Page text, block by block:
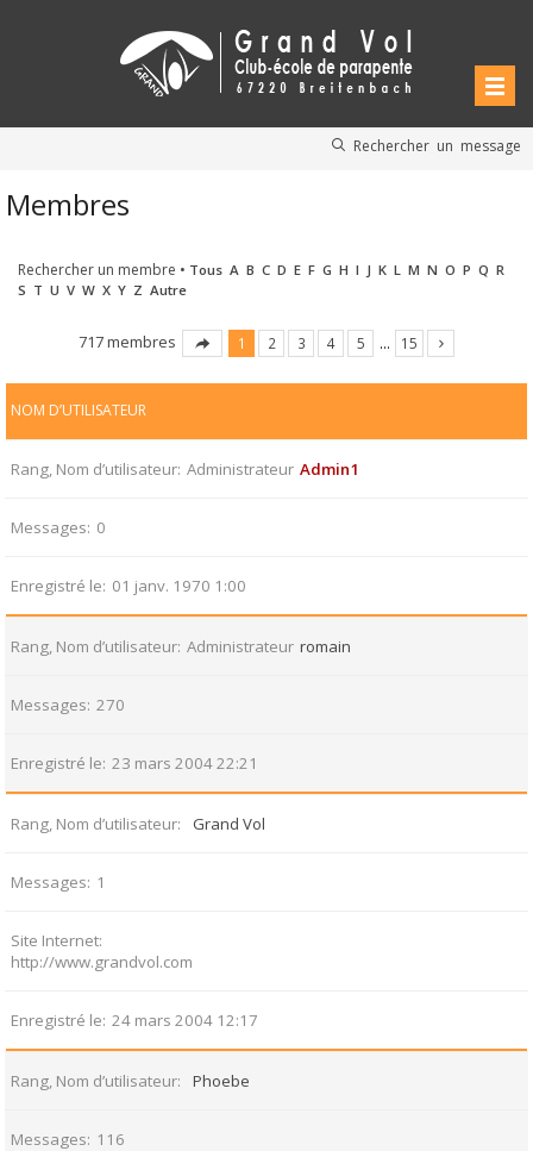
Rechercher un message
Membres
Rechercher un membre • Tous A B C D E F G H I J K L M N O P Q R
S T U V W X Y Z Autre
717 membres 1 2 3 4 5 … 15
NOM D’UTILISATEUR
Rang, Nom d’utilisateur Administrateur Admin1
Messages 0
Enregistré le 01 janv. 1970 1:00
Rang, Nom d’utilisateur Administrateur romain
Messages 270
Enregistré le 23 mars 2004 22:21
Rang, Nom d’utilisateur Grand Vol
Messages 1
Site Internet
http://www.grandvol.com
Enregistré le 24 mars 2004 12:17
Rang, Nom d’utilisateur Phoebe
Messages 116